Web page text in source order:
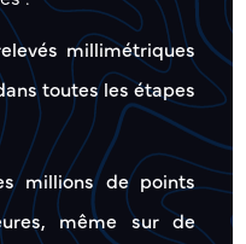
millimétriques
toutes les étapes
millions de points
même sur de